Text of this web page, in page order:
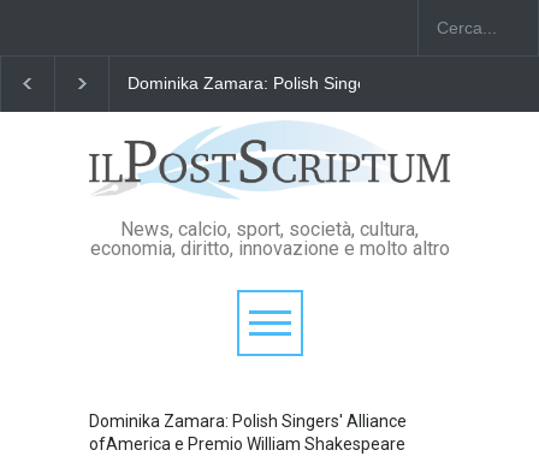
Dominika Zamara: Polish Singers' Alliance ofAmerica
News, calcio, sport, società, cultura,
economia, diritto, innovazione e molto altro
Dominika Zamara: Polish Singers' Alliance
ofAmerica e Premio William Shakespeare